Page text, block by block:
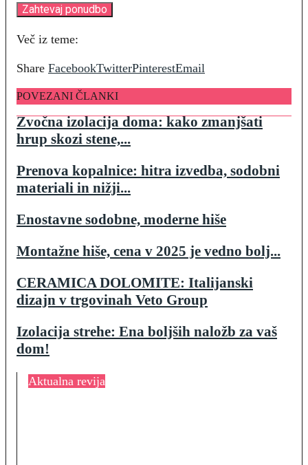
Več iz teme:
Share FacebookTwitterPinterestEmail
POVEZANI ČLANKI
Zvočna izolacija doma: kako zmanjšati
hrup skozi stene,...
Prenova kopalnice: hitra izvedba, sodobni
materiali in nižji...
Enostavne sodobne, moderne hiše
Montažne hiše, cena v 2025 je vedno bolj...
CERAMICA DOLOMITE: Italijanski
dizajn v trgovinah Veto Group
Izolacija strehe: Ena boljših naložb za vaš
dom!
Aktualna revija